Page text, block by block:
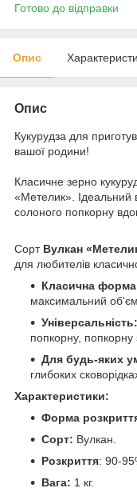
Готово до відправки
Опис
Опис
Кукурудза для
вашої родини!
Класичне зерно
«Метелик». Ідеальний
солоного попкорну
Сорт Вулкан
для любителів
Класична
максимальний об'єм
Універсальність:
попкорну,
Для будь-яких
глибоких
Характеристики:
Форма
Сорт: Вулкан.
Розкриття: 90-
Вага: 1 кг.